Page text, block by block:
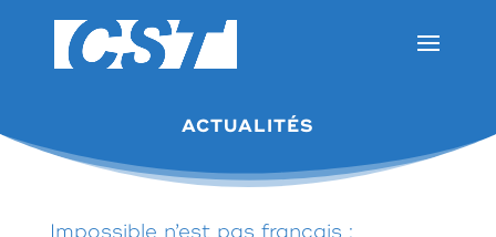
ACTUALITÉS
Impossible n’est pas français :